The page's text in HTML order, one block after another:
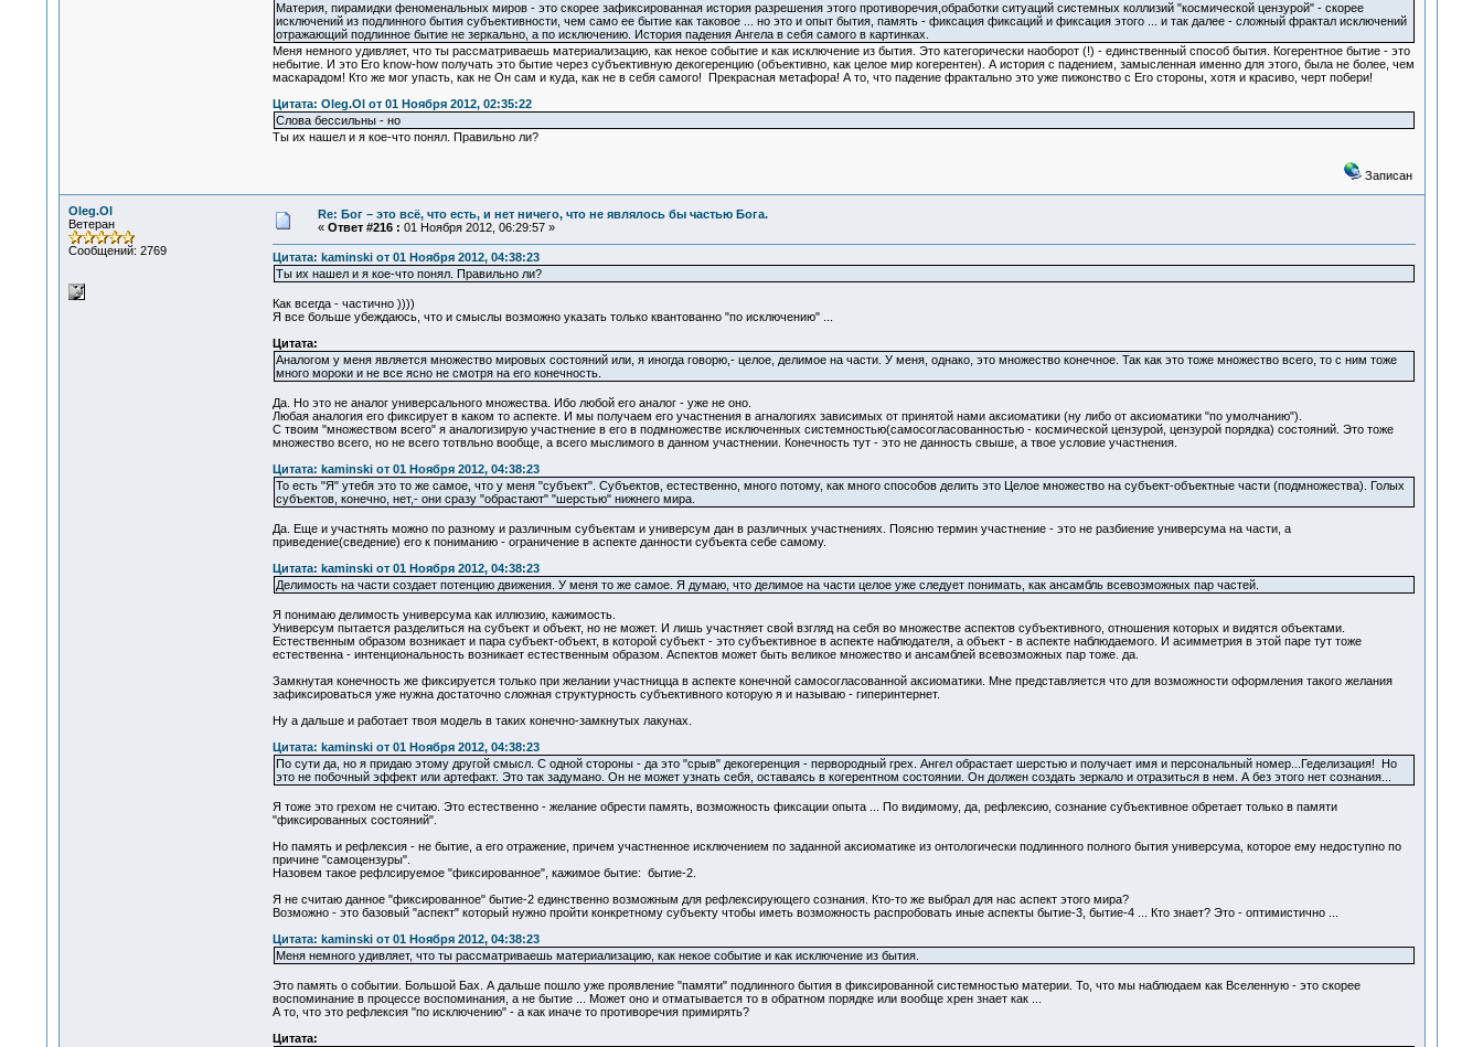
Материя, пирамидки феноменальных миров - это скорее зафиксированная история разрешения этого противоречия,обработки ситуаций системных коллизий "космической цензурой" - скорее
исключений из подлинного бытия субъективности, чем само ее бытие как таковое ... но это и опыт бытия, память - фиксация фиксаций и фиксация этого ... и так далее - сложный фрактал исключений
отражающий подлинное бытие не зеркально, а по исключению. История падения Ангела в себя самого в картинках.
Меня немного удивляет, что ты рассматриваешь материализацию, как некое событие и как исключение из бытия. Это категорически наоборот (!) - единственный способ бытия. Когерентное бытие - это
небытие. И это Его know-how получать это бытие через субъективную декогеренцию (объективно, как целое мир когерентен). А история с падением, замысленная именно для этого, была не более, чем
маскарадом! Кто же мог упасть, как не Он сам и куда, как не в себя самого! Прекрасная метафора! А то, что падение фрактально это уже пижонство с Его стороны, хотя и красиво, черт побери!
Цитата: Oleg.Ol от 01 Ноября 2012, 02:35:22
Слова бессильны - но
Ты их нашел и я кое-что понял. Правильно ли?
Записан
Oleg.Ol
Ветеран
Сообщений: 2769
Re: Бог – это всё, что есть, и нет ничего, что не являлось бы частью Бога.
« Ответ #216 : 01 Ноября 2012, 06:29:57 »
Цитата: kaminski от 01 Ноября 2012, 04:38:23
Ты их нашел и я кое-что понял. Правильно ли?
Как всегда - частично ))))
Я все больше убеждаюсь, что и смыслы возможно указать только квантованно "по исключению" ...
Цитата:
Аналогом у меня является множество мировых состояний или, я иногда говорю,- целое, делимое на части. У меня, однако, это множество конечное. Так как это тоже множество всего, то с ним тоже
много мороки и не все ясно не смотря на его конечность.
Да. Но это не аналог универсального множества. Ибо любой его аналог - уже не оно.
Любая аналогия его фиксирует в каком то аспекте. И мы получаем его участнения в агналогиях зависимых от принятой нами аксиоматики (ну либо от аксиоматики "по умолчанию").
С твоим "множеством всего" я аналогизирую участнение в его в подмножестве исключенных системностью(самосогласованностью - космической цензурой, цензурой порядка) состояний. Это тоже
множество всего, но не всего тотвльно вообще, а всего мыслимого в данном участнении. Конечность тут - это не данность свыше, а твое условие участнения.
Цитата: kaminski от 01 Ноября 2012, 04:38:23
То есть "Я" утебя это то же самое, что у меня "субъект". Субъектов, естественно, много потому, как много способов делить это Целое множество на субъект-объектные части (подмножества). Голых
субъектов, конечно, нет,- они сразу "обрастают" "шерстью" нижнего мира.
Да. Еще и участнять можно по разному и различным субъектам и универсум дан в различных участнениях. Поясню термин участнение - это не разбиение универсума на части, а
приведение(сведение) его к пониманию - ограничение в аспекте данности субъекта себе самому.
Цитата: kaminski от 01 Ноября 2012, 04:38:23
Делимость на части создает потенцию движения. У меня то же самое. Я думаю, что делимое на части целое уже следует понимать, как ансамбль всевозможных пар частей.
Я понимаю делимость универсума как иллюзию, кажимость.
Универсум пытается разделиться на субъект и объект, но не может. И лишь участняет свой взгляд на себя во множестве аспектов субъективного, отношения которых и видятся объектами.
Естественным образом возникает и пара субъект-объект, в которой субъект - это субъективное в аспекте наблюдателя, а объект - в аспекте наблюдаемого. И асимметрия в этой паре тут тоже
естественна - интенциональность возникает естественным образом. Аспектов может быть великое множество и ансамблей всевозможных пар тоже. да.
Замкнутая конечность же фиксируется только при желании участницца в аспекте конечной самосогласованной аксиоматики. Мне представляется что для возможности оформления такого желания
зафиксироваться уже нужна достаточно сложная структурность субъективного которую я и называю - гиперинтернет.
Ну а дальше и работает твоя модель в таких конечно-замкнутых лакунах.
Цитата: kaminski от 01 Ноября 2012, 04:38:23
По сути да, но я придаю этому другой смысл. С одной стороны - да это "срыв" декогеренция - первородный грех. Ангел обрастает шерстью и получает имя и персональный номер...Геделизация! Но
это не побочный эффект или артефакт. Это так задумано. Он не может узнать себя, оставаясь в когерентном состоянии. Он должен создать зеркало и отразиться в нем. А без этого нет сознания...
Я тоже это грехом не считаю. Это естественно - желание обрести память, возможность фиксации опыта ... По видимому, да, рефлексию, сознание субъективное обретает только в памяти
"фиксированных состояний".
Но память и рефлексия - не бытие, а его отражение, причем участненное исключением по заданной аксиоматике из онтологически подлинного полного бытия универсума, которое ему недоступно по
причине "самоцензуры".
Назовем такое рефлсируемое "фиксированное", кажимое бытие: бытие-2.
Я не считаю данное "фиксированное" бытие-2 единственно возможным для рефлексирующего сознания. Кто-то же выбрал для нас аспект этого мира?
Возможно - это базовый "аспект" который нужно пройти конкретному субъекту чтобы иметь возможность распробовать иные аспекты бытие-3, бытие-4 ... Кто знает? Это - оптимистично ...
Цитата: kaminski от 01 Ноября 2012, 04:38:23
Меня немного удивляет, что ты рассматриваешь материализацию, как некое событие и как исключение из бытия.
Это память о событии. Большой Бах. А дальше пошло уже проявление "памяти" подлинного бытия в фиксированной системностью материи. То, что мы наблюдаем как Вселенную - это скорее
воспоминание в процессе воспоминания, а не бытие ... Может оно и отматывается то в обратном порядке или вообще хрен знает как ...
А то, что это рефлексия "по исключению" - а как иначе то противоречия примирять?
Цитата: